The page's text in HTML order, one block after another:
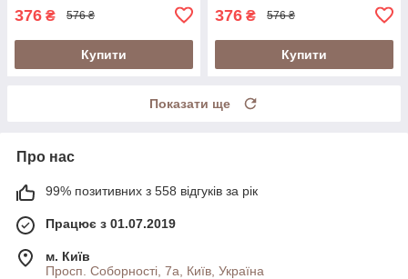
376 ₴ 576 ₴
Купити
376 ₴ 576 ₴
Купити
Показати ще
Про нас
99% позитивних з 558 відгуків за рік
Працює з 01.07.2019
м. Київ
Просп. Соборності, 7а, Київ, Україна